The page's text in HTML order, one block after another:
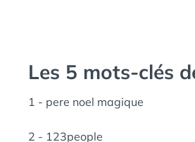
Les 5 mots-clés
1 - pere noel magique
2 - 123people